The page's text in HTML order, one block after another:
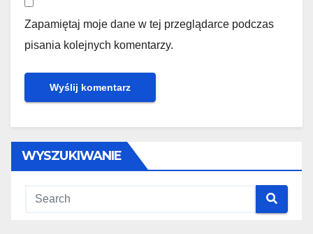
Zapamiętaj moje dane w tej przeglądarce podczas
pisania kolejnych komentarzy.
WYSZUKIWANIE